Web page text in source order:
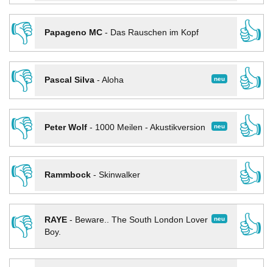
👎
Papageno MC- Das Rauschen im Kopf
👍
👎
neu
Pascal Silva- Aloha
👍
👎
neu
Peter Wolf- 1000 Meilen - Akustikversion
👍
👎
Rammbock- Skinwalker
👍
👎
neu
RAYE- Beware.. The South London Lover
Boy.
👍